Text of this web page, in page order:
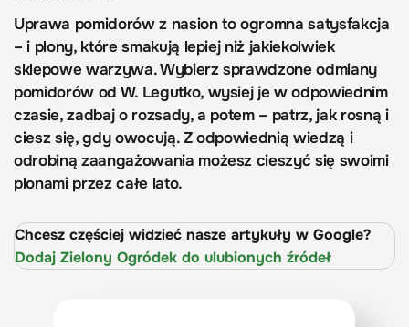
Uprawa pomidorów z nasion to ogromna satysfakcja
– i plony, które smakują lepiej niż jakiekolwiek
sklepowe warzywa. Wybierz sprawdzone odmiany
pomidorów od W. Legutko, wysiej je w odpowiednim
czasie, zadbaj o rozsady, a potem – patrz, jak rosną i
ciesz się, gdy owocują. Z odpowiednią wiedzą i
odrobiną zaangażowania możesz cieszyć się swoimi
plonami przez całe lato.
Chcesz częściej widzieć nasze artykuły w Google?
Dodaj Zielony Ogródek do ulubionych źródeł